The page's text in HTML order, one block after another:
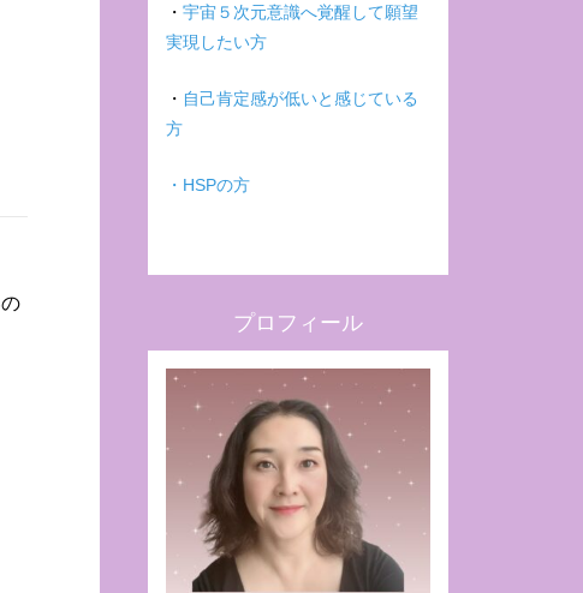
・ 宇宙５次元意識へ覚醒して願望
実現したい方
・ 自己肯定感が低いと感じている
方
・HSPの方
プロフィール